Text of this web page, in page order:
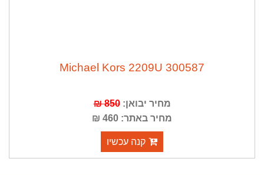
Michael Kors 2209U 300587
מחיר יבואן:850 ₪
מחיר באתר: 460 ₪
קנה עכשיו